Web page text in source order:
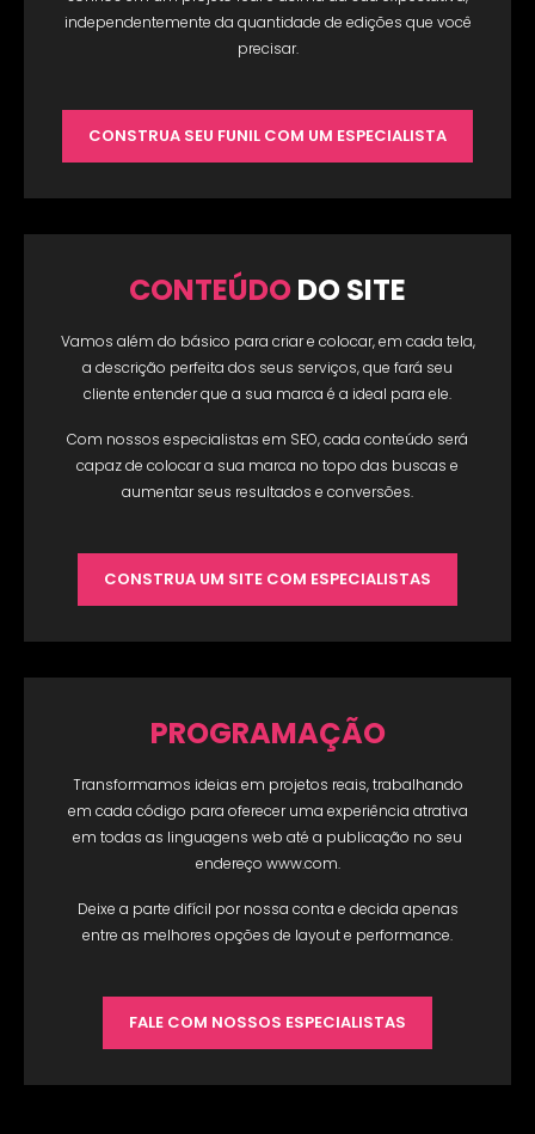
independentemente da quantidade de edições que você
precisar.
CONSTRUA SEU FUNIL COM UM ESPECIALISTA
CONTEÚDODO SITE
Vamos além do básico para criar e colocar, em cada tela,
a descrição perfeita dos seus serviços, que fará seu
cliente entender que a sua marca é a ideal para ele.
Com nossos especialistas em SEO, cada conteúdo será
capaz de colocar a sua marca no topo das buscas e
aumentar seus resultados e conversões.
CONSTRUA UM SITE COM ESPECIALISTAS
PROGRAMAÇÃO
Transformamos ideias em projetos reais, trabalhando
em cada código para oferecer uma experiência atrativa
em todas as linguagens web até a publicação no seu
endereço www.com.
Deixe a parte difícil por nossa conta e decida apenas
entre as melhores opções de layout e performance.
FALE COM NOSSOS ESPECIALISTAS